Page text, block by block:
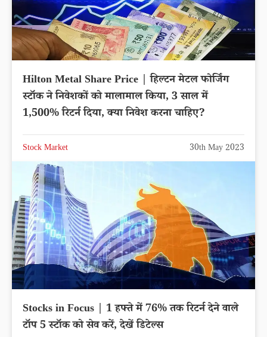
Hilton Metal Share Price | हिल्टन मेटल फोर्जिंग
स्टॉक ने निवेशकों को मालामाल किया, 3 साल में
1,500% रिटर्न दिया, क्या निवेश करना चाहिए?
Stock Market 30th May 2023
Stocks in Focus | 1 हफ्ते में 76% तक रिटर्न देने वाले
टॉप 5 स्टॉक को सेव करें, देखें डिटेल्स